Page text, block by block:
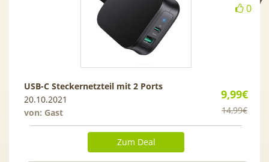
0
9,99€
14,99€
USB-C Steckernetzteil mit 2 Ports
20.10.2021
von: Gast
Zum Deal